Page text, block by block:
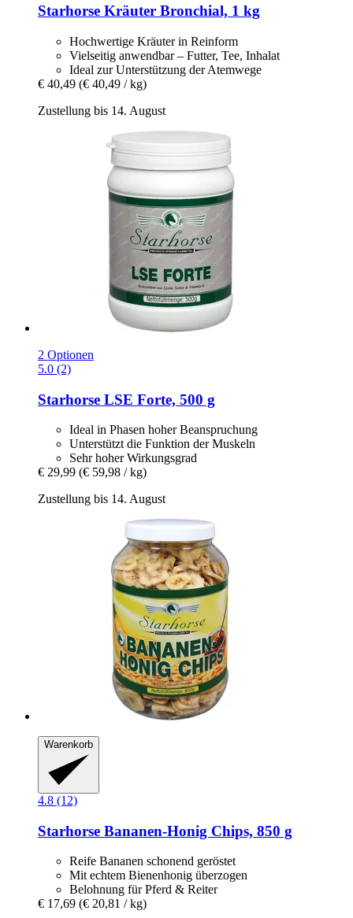
Starhorse Kräuter Bronchial, 1 kg
Hochwertige Kräuter in Reinform
Vielseitig anwendbar – Futter, Tee, Inhalat
Ideal zur Unterstützung der Atemwege
€ 40,49 (€ 40,49 / kg)
Zustellung bis 14. August
2 Optionen
5.0 (2)
Starhorse LSE Forte, 500 g
Ideal in Phasen hoher Beanspruchung
Unterstützt die Funktion der Muskeln
Sehr hoher Wirkungsgrad
€ 29,99 (€ 59,98 / kg)
Zustellung bis 14. August
Warenkorb
4.8 (12)
Starhorse Bananen-​Honig Chips, 850 g
Reife Bananen schonend geröstet
Mit echtem Bienenhonig überzogen
Belohnung für Pferd & Reiter
€ 17,69 (€ 20,81 / kg)